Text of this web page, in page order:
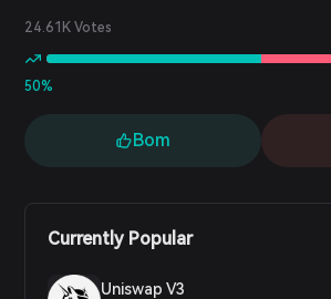
24.61K Votes
50%
Bom
Currently Popular
Uniswap V3